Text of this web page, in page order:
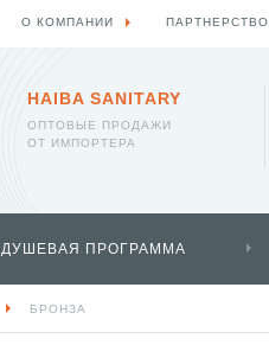
HAIBA SANITARY
ОПТОВЫЕ ПРОДАЖИ
ОТ ИМПОРТЕРА
ДУШЕВАЯ ПРОГРАММА
БРОНЗА
О КОМПАНИИ ПАРТНЕРСТВО